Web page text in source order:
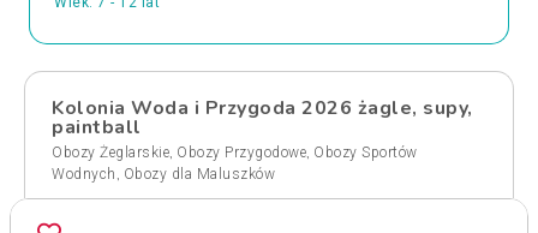
Kolonia Woda i Przygoda 2026 żagle, supy,
paintball
Obozy Żeglarskie, Obozy Przygodowe, Obozy Sportów
Wodnych , Obozy dla Maluszków